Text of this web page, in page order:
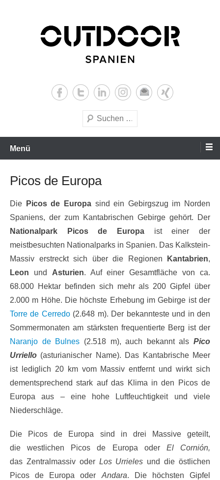
Outdoor-Spanien.com
Suche
Menü
Picos de Europa
Die Picos de Europasind ein Gebirgszug im Norden
Spaniens, der zum Kantabrischen Gebirge gehört. Der
Nationalpark Picos de Europa ist einer der
meistbesuchten Nationalparks in Spanien. Das Kalkstein-
Massiv erstreckt sich über die Regionen
Kantabrien,
Leon und Asturien. Auf einer Gesamtfläche von ca.
68.000 Hektar befinden sich mehr als 200 Gipfel über
2.000 m Höhe. Die höchste Erhebung im Gebirge ist der
Torre de Cerredo(2.648 m). Der bekannteste und in den
Sommermonaten am stärksten frequentierte Berg ist der
Naranjo de Bulnes (2.518 m), auch bekannt als Pico
Urriello (asturianischer Name). Das Kantabrische Meer
ist lediglich 20 km vom Massiv entfernt und wirkt sich
dementsprechend stark auf das Klima in den Picos de
Europa aus – eine hohe Luftfeuchtigkeit und viele
Niederschläge.
Die Picos de Europa sind in drei Massive geteilt,
die westlichen Picos de Europa oder El Cornión,
das Zentralmassiv oder Los Urrieles und die östlichen
Picos de Europa oder Andara. Die höchsten Gipfel